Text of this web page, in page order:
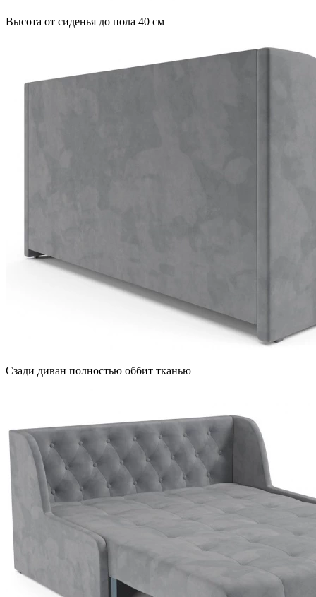
Высота от сиденья до пола 40 см
Сзади диван полностью оббит тканью